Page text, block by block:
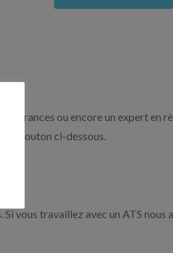
ou encore un expert en
le bouton ci-dessous.
vous travaillez avec un ATS nous